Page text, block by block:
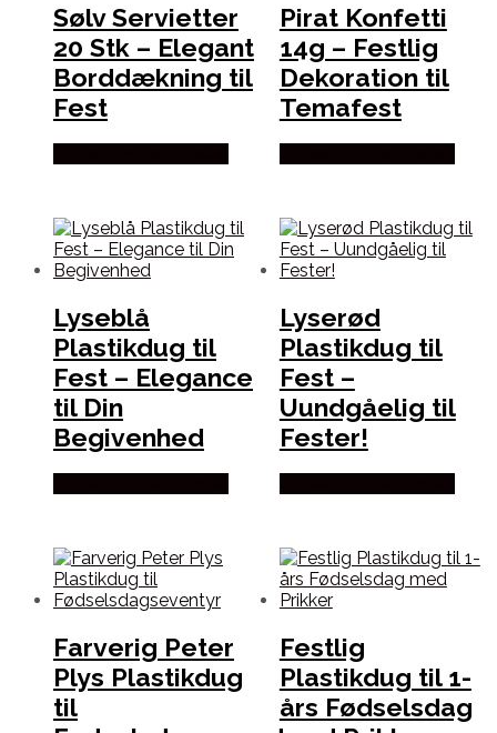
Sølv Servietter
20 Stk – Elegant
Borddækning til
Fest
Pirat Konfetti
14g – Festlig
Dekoration til
Temafest
Lyseblå
Plastikdug til
Fest – Elegance
til Din
Begivenhed
Lyserød
Plastikdug til
Fest –
Uundgåelig til
Fester!
Farverig Peter
Plys Plastikdug
til
Festlig
Plastikdug til 1-
års Fødselsdag